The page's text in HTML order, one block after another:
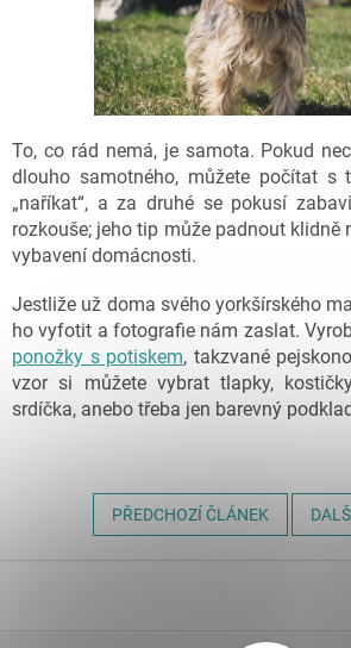
To, co rád nemá, je samota. Pokud
dlouho samotného, můžete počítat s
„naříkat“, a za druhé se pokusí
rozkouše; jeho tip může padnout klidně
vybavení domácnosti.
Jestliže už doma svého yorkšírského
ho vyfotit a fotografie nám zaslat.
ponožky s potiskem, takzvané
vzor si můžete vybrat tlapky,
srdíčka, anebo třeba jen barevný
PŘEDCHOZÍ ČLÁNEK
p